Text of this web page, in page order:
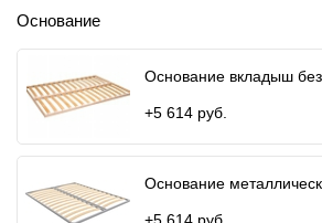
Основание
Основание вкладыш
+5 614 руб.
Основание